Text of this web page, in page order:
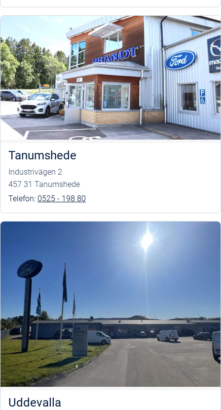
Tanumshede
Industrivägen 2
457 31 Tanumshede
Telefon: 0525 - 198 80
Uddevalla